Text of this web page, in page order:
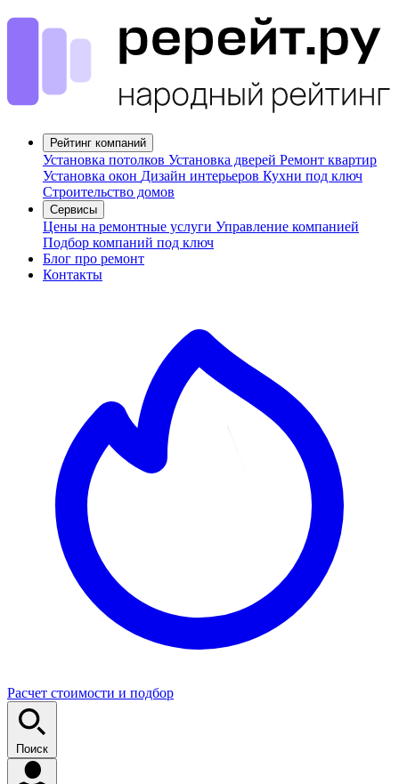
Рейтинг компаний
Установка потолков Установка дверей Ремонт квартир
Установка окон Дизайн интерьеров Кухни под ключ
Строительство домов
Сервисы
Цены на ремонтные услуги Управление компанией
Подбор компаний под ключ
Блог про ремонт
Контакты
Расчет стоимости и подбор
Поиск